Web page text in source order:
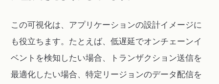
この可視化は、アプリケーションの設計イメージに
も役立ちます。たとえば、低遅延でオンチェーンイ
ベントを検知したい場合、トランザクション送信を
最適化したい場合、特定リージョンのデータ配信を